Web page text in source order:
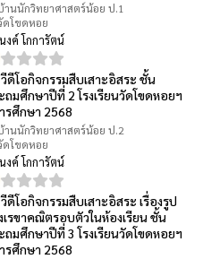
านนักวิทยาศาสตร์น้อย ป.1
ดโขดหอย
งค์ โกการัตน์
วีดีโอกิจกรรมสืบเสาะอิสระ ชั้น
ถมศึกษาปีที่ 2 โรงเรียนวัดโขดหอยฯ
รศึกษา 2568
านนักวิทยาศาสตร์น้อย ป.2
ดโขดหอย
งค์ โกการัตน์
วีดีโอกิจกรรมสืบเสาะอิสระ เรื่องรูป
เรขาคณิตรอบตัวในห้องเรียน ชั้น
ถมศึกษาปีที่ 3 โรงเรียนวัดโขดหอยฯ
รศึกษา 2568